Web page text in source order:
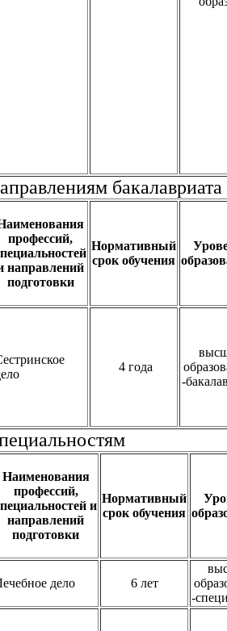
бакалавриата
профессий,
направлений
подготовки
Нормативный
срок обучения
4 года
-
Наименования
профессий,
и
направлений
подготовки
Нормативный
срок обучения
дело 6 лет
-